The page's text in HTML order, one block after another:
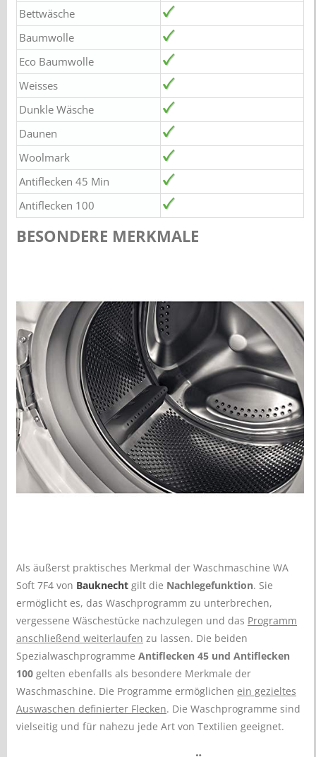
Bettwäsche
Baumwolle
Eco Baumwolle
Weisses
Dunkle Wäsche
Daunen
Woolmark
Antiflecken 45 Min
Antiflecken 100
BESONDERE MERKMALE
Als äußerst praktisches Merkmal der Waschmaschine WA
Soft 7F4 von Bauknecht gilt die Nachlegefunktion. Sie
ermöglicht es, das Waschprogramm zu unterbrechen,
vergessene Wäschestücke nachzulegen und das Programm
anschließend weiterlaufen zu lassen. Die beiden
SpezialwaschprogrammeAntiflecken 45 und Antiflecken
100 gelten ebenfalls als besondere Merkmale der
Waschmaschine. Die Programme ermöglichenein gezieltes
Auswaschen definierter Flecken. Die Waschprogramme sind
vielseitig und für nahezu jede Art von Textilien geeignet.